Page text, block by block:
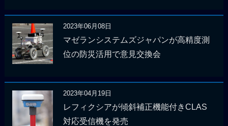
2023年06月08日
マゼランシステムズジャパンが高精度測
位の防災活用で意見交換会
2023年04月19日
レフィクシアが傾斜補正機能付きCLAS
対応受信機を発売